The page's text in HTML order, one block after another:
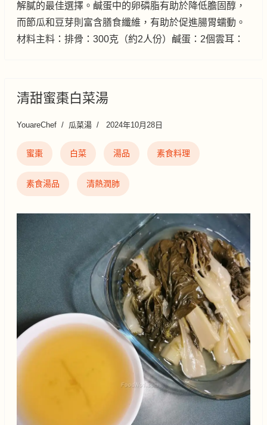
解膩的最佳選擇。鹹蛋中的卵磷脂有助於降低膽固醇，
而節瓜和豆芽則富含膳食纖維，有助於促進腸胃蠕動。
材料主料：排骨：300克（約2人份）鹹蛋：2個雲耳：
清甜蜜棗白菜湯
YouareChef 瓜菜湯 2024年10月28日
蜜棗 白菜 湯品 素食料理
素食湯品 清熱潤肺